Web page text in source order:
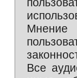
Все